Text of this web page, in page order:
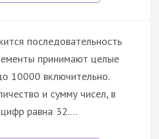
последовательность
принимают целые
10000 включительно.
и сумму чисел, в
равна 32.…